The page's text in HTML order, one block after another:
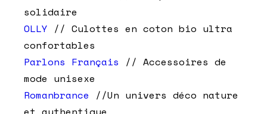
solidaire
OLLY // Culottes en coton bio ultra
confortables
Parlons Français // Accessoires de
mode unisexe
Romanbrance //Un univers déco nature